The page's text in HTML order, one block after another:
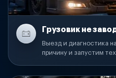
Грузовик не
Выезд и диагностика
причину и запустим